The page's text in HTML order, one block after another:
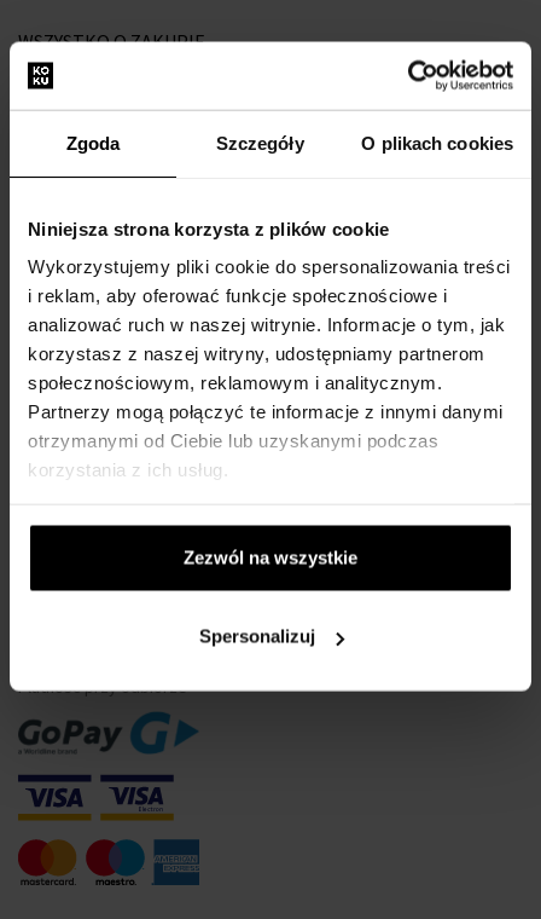
Zgoda Szczegóły O plikach cookies
Niniejsza strona korzysta z plików cookie
Wykorzystujemy pliki cookie do spersonalizowania treści
i reklam, aby oferować funkcje społecznościowe i
analizować ruch w naszej witrynie. Informacje o tym, jak
korzystasz z naszej witryny, udostępniamy partnerom
społecznościowym, reklamowym i analitycznym.
Partnerzy mogą połączyć te informacje z innymi danymi
otrzymanymi od Ciebie lub uzyskanymi podczas
korzystania z ich usług.
Zezwól na wszystkie
Spersonalizuj
WSZYSTKO O ZAKUPIE
Program lojalnościowy
Sposób dostawy
Kiedy otrzymam zamówiony towar?
Dlaczego perfumy od nas?
Co to jest tester perfum?
Wodoszczelność zegarków
Tylko oryginalne towary
Często Zadawane Pytania
Odstąpienie od umowy
Zmiana zgody na pliki cookie
Płatność przy odbiorze